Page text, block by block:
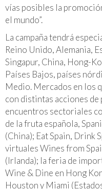
vías posibles la
el mundo”.
La campaña tendrá
Reino Unido, Alemania,
Singapur, China, Hong-
Países Bajos, países
Medio. Mercados en los
con distintas acciones
encuentros sectoriales
de la fruta española,
(China); Eat Spain, Drink
virtuales Wines from
(Irlanda); la feria de
Wine & Dine en Hong
Houston y Miami